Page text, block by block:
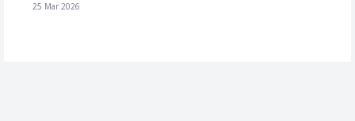
25 Mar 2026